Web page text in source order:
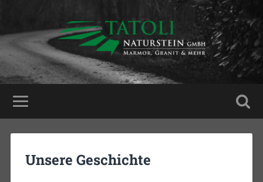
Unsere Geschichte